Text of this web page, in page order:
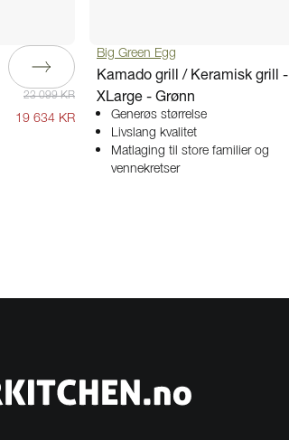
23 099 KR
19 634 KR
Big Green Egg
Kamado grill / Keramisk grill -
XLarge - Grønn
Generøs størrelse
Livslang kvalitet
Matlaging til store familier og
vennekretser